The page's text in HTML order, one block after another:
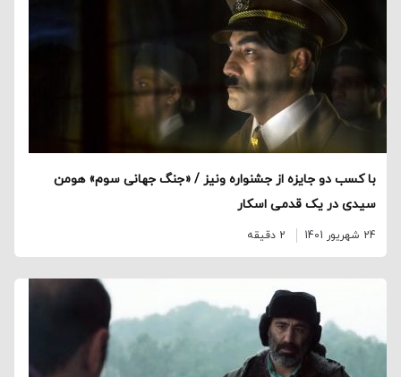
با کسب دو جایزه از جشنواره ونیز / «جنگ جهانی سوم» هومن
سیدی در یک قدمی اسکار
24 شهریور 1401 2 دقیقه